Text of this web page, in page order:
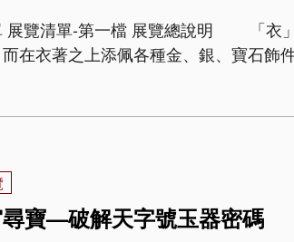
展覽總說明 「衣」是人類維持生活的基本需
在衣著之上添佩各種金、銀、寶石飾
寶—破解天字號玉器密碼